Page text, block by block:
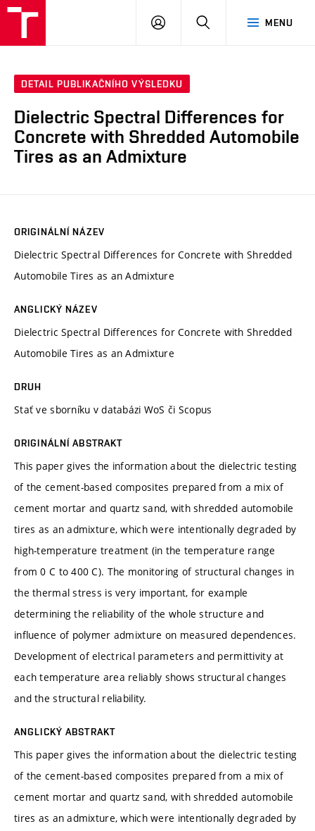
MENU
PŘIHLÁSIT
DETAIL PUBLIKAČNÍHO VÝSLEDKU
Dielectric Spectral Differences for
Concrete with Shredded Automobile
Tires as an Admixture
ORIGINÁLNÍ NÁZEV
Dielectric Spectral Differences for Concrete with Shredded
Automobile Tires as an Admixture
ANGLICKÝ NÁZEV
Dielectric Spectral Differences for Concrete with Shredded
Automobile Tires as an Admixture
DRUH
Stať ve sborníku v databázi WoS či Scopus
ORIGINÁLNÍ ABSTRAKT
This paper gives the information about the dielectric testing
of the cement-based composites prepared from a mix of
cement mortar and quartz sand, with shredded automobile
tires as an admixture, which were intentionally degraded by
high-temperature treatment (in the temperature range
from 0 C to 400 C). The monitoring of structural changes in
the thermal stress is very important, for example
determining the reliability of the whole structure and
influence of polymer admixture on measured dependences.
Development of electrical parameters and permittivity at
each temperature area reliably shows structural changes
and the structural reliability.
ANGLICKÝ ABSTRAKT
This paper gives the information about the dielectric testing
of the cement-based composites prepared from a mix of
cement mortar and quartz sand, with shredded automobile
tires as an admixture, which were intentionally degraded by